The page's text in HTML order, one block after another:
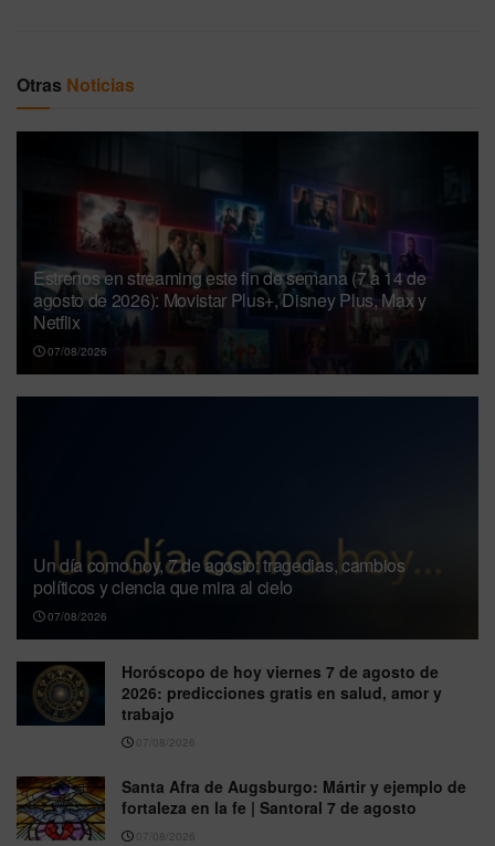
Otras Noticias
Estrenos en streaming este fin de semana (7 a 14 de
agosto de 2026): Movistar Plus+, Disney Plus, Max y
Netflix
07/08/2026
Un día como hoy, 7 de agosto: tragedias, cambios
políticos y ciencia que mira al cielo
07/08/2026
Horóscopo de hoy viernes 7 de agosto de
2026: predicciones gratis en salud, amor y
trabajo
07/08/2026
Santa Afra de Augsburgo: Mártir y ejemplo de
fortaleza en la fe | Santoral 7 de agosto
07/08/2026